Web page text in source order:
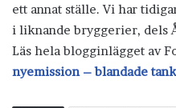
ett annat ställe. Vi har
i liknande bryggerier, dels
Läs hela blogginlägget av
nyemission – blandade